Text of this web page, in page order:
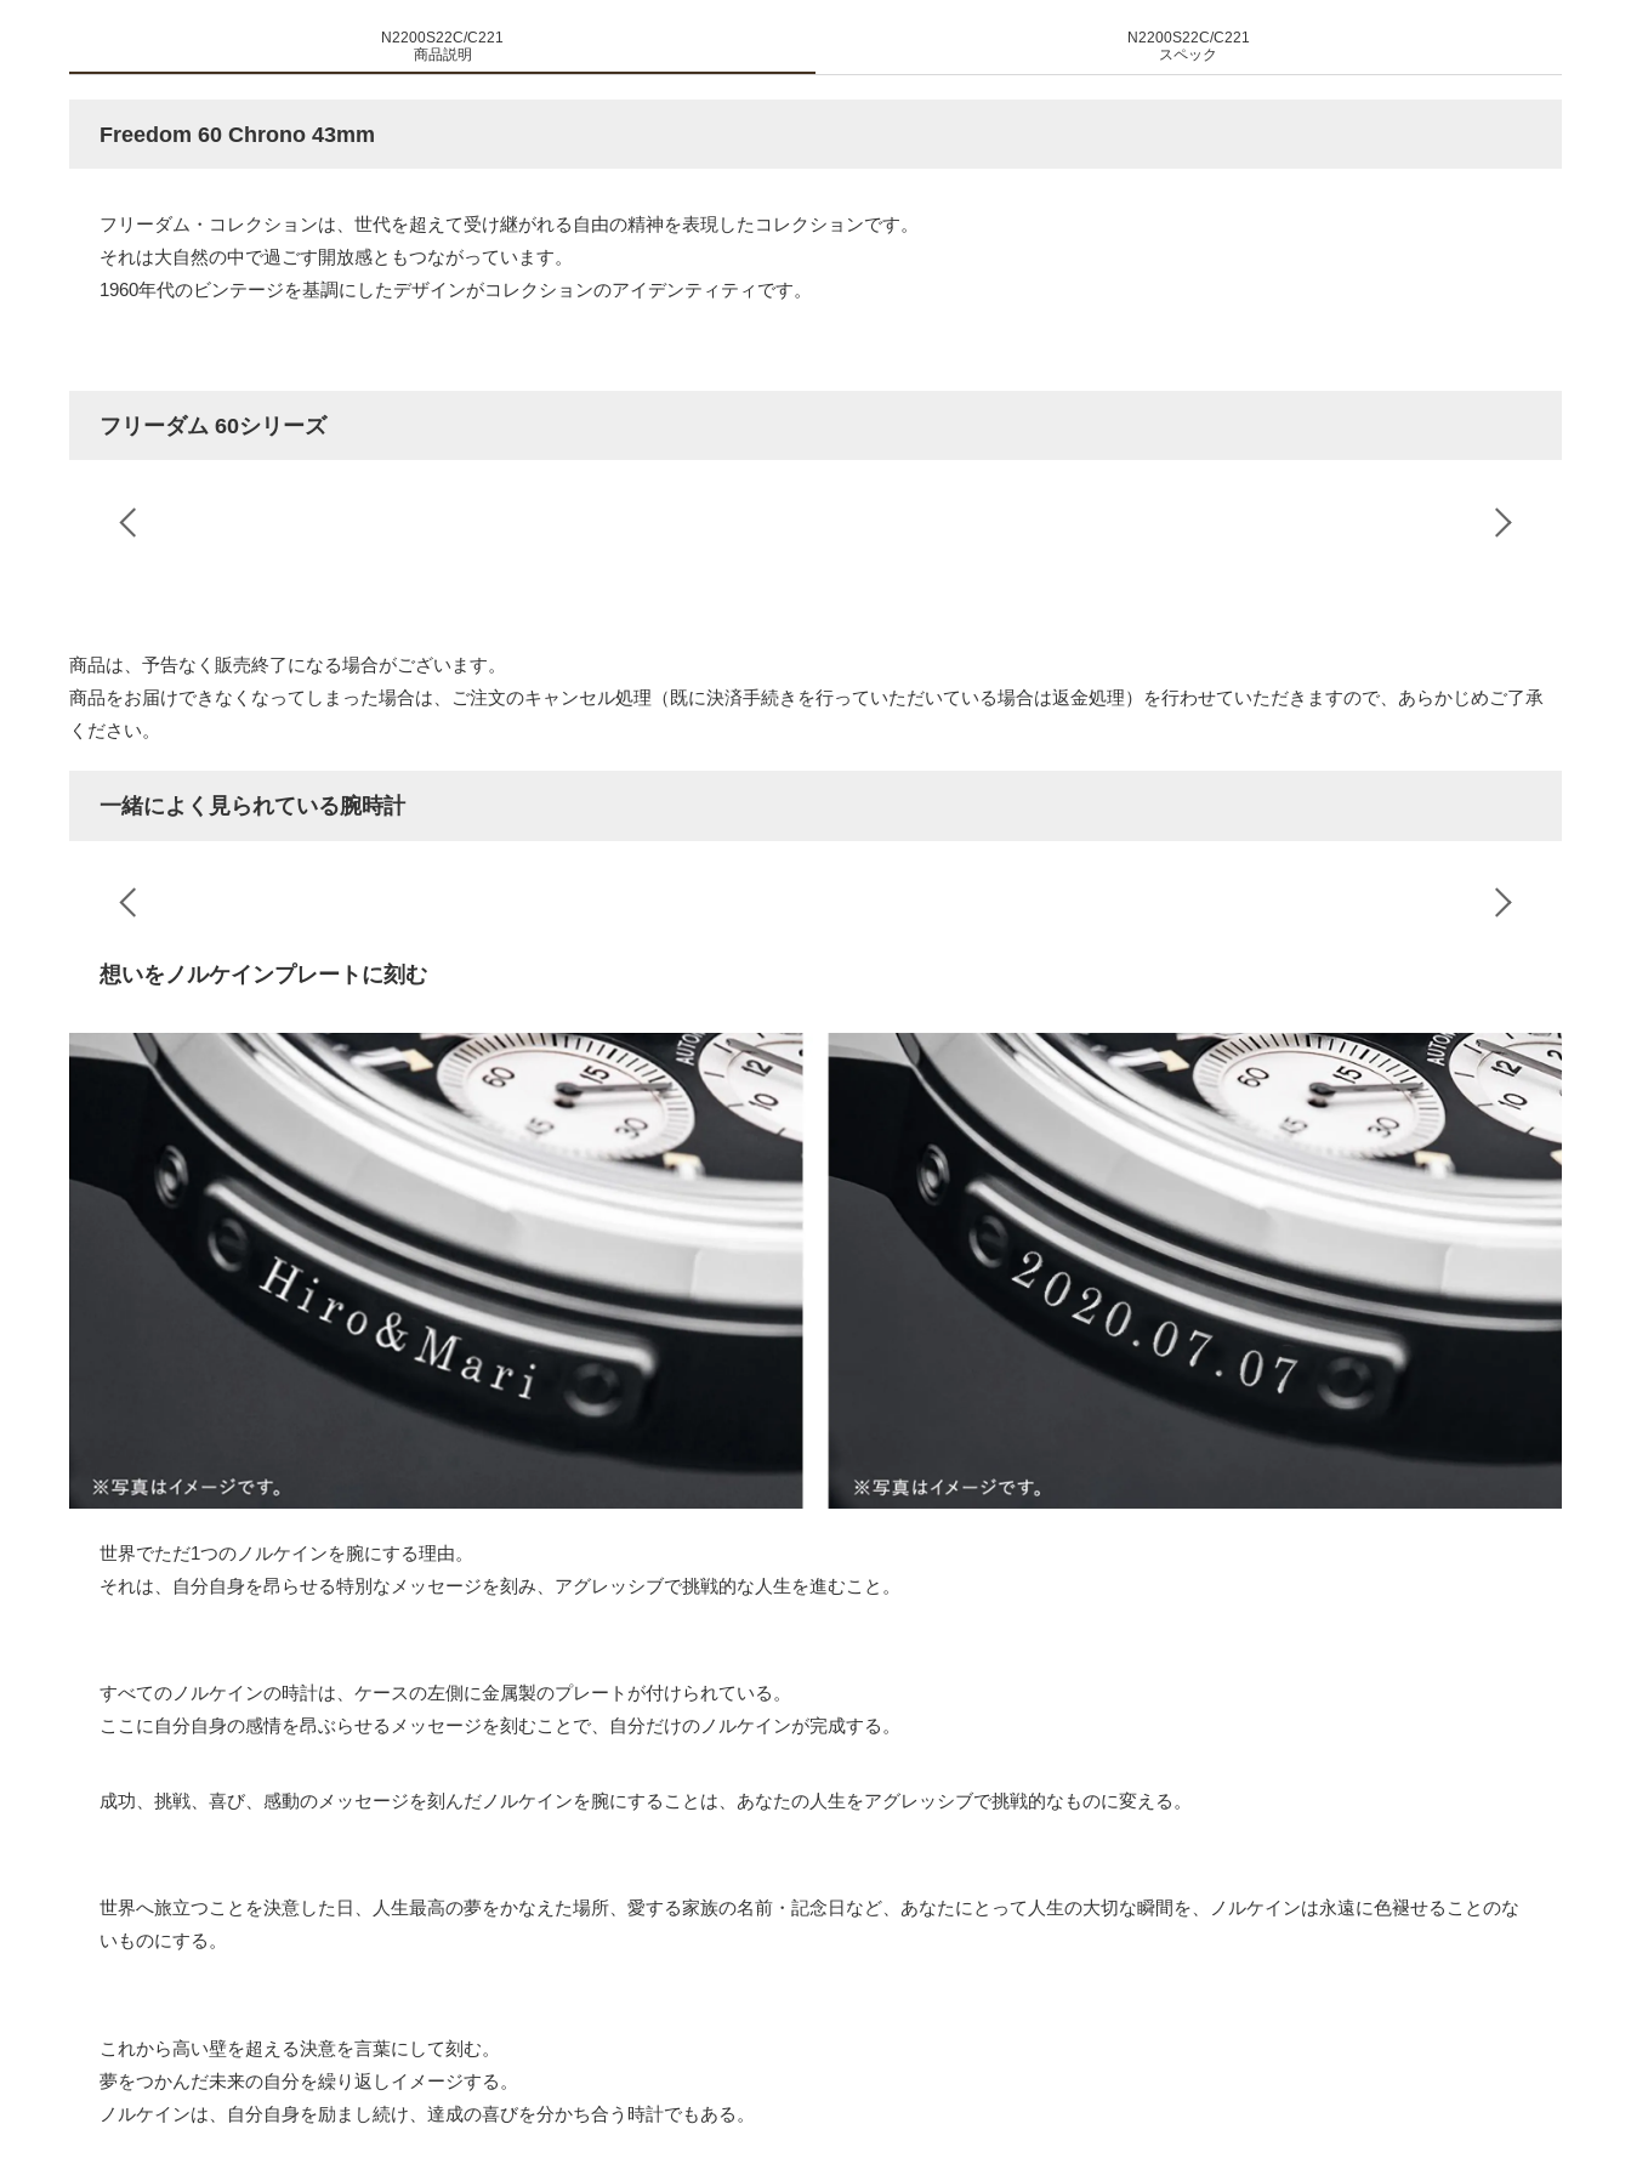
N2200S22C/C221
商品説明
N2200S22C/C221
スペック
Freedom 60 Chrono 43mm
フリーダム・コレクションは、世代を超えて受け継がれる自由の精神を表現したコレクションです。
それは大自然の中で過ごす開放感ともつながっています。
1960年代のビンテージを基調にしたデザインがコレクションのアイデンティティです。
フリーダム 60シリーズ
商品は、予告なく販売終了になる場合がございます。
商品をお届けできなくなってしまった場合は、ご注文のキャンセル処理（既に決済手続きを行っていただいている場合は返金処理）を行わせていただきますので、あらかじめご了承
ください。
一緒によく見られている腕時計
想いをノルケインプレートに刻む
世界でただ1つのノルケインを腕にする理由。
それは、自分自身を昂らせる特別なメッセージを刻み、アグレッシブで挑戦的な人生を進むこと。
すべてのノルケインの時計は、ケースの左側に金属製のプレートが付けられている。
ここに自分自身の感情を昂ぶらせるメッセージを刻むことで、自分だけのノルケインが完成する。
成功、挑戦、喜び、感動のメッセージを刻んだノルケインを腕にすることは、あなたの人生をアグレッシブで挑戦的なものに変える。
世界へ旅立つことを決意した日、人生最高の夢をかなえた場所、愛する家族の名前・記念日など、あなたにとって人生の大切な瞬間を、ノルケインは永遠に色褪せることのな
いものにする。
これから高い壁を超える決意を言葉にして刻む。
夢をつかんだ未来の自分を繰り返しイメージする。
ノルケインは、自分自身を励まし続け、達成の喜びを分かち合う時計でもある。